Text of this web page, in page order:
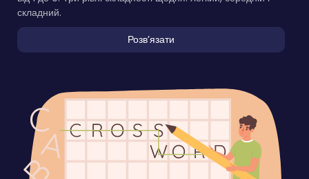
складний.
Розвʼязати